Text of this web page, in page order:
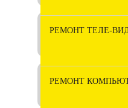
РЕМОНТ
РЕМОНТ
РЕМОНТ
РЕМОНТ
РЕМОНТ ТЕЛЕ-
РЕМОНТ
РЕМОНТ